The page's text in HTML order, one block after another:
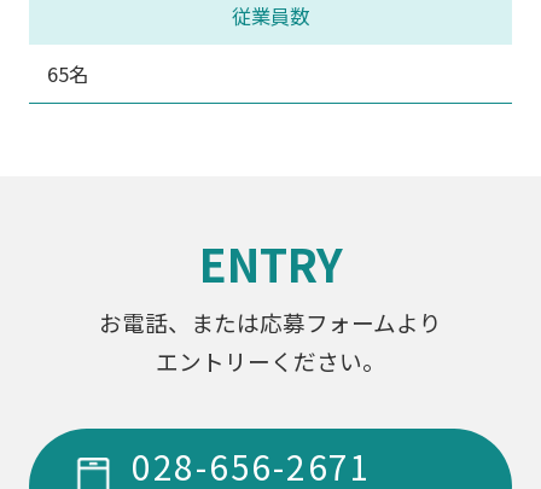
従業員数
65名
ENTRY
お電話、または応募フォームより
エントリーください。
028-656-2671